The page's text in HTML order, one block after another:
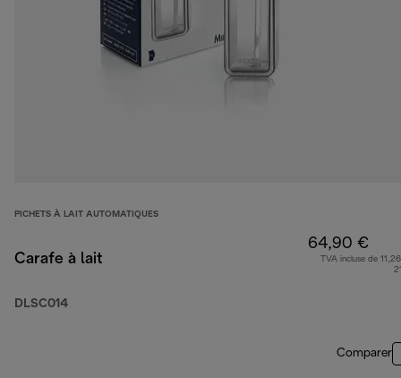
PICHETS À LAIT AUTOMATIQUES
Carafe à lait
DLSC014
64,90 €
TVA incluse de
Comparer